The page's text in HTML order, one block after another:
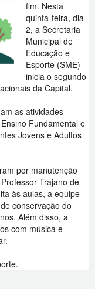
fim. Nesta
quinta-feira, dia
2, a Secretaria
Municipal de
Educação e
Esporte (SME)
inicia o segundo
da Capital.
as atividades
Fundamental e
Jovens e Adultos
por manutenção
Trajano de
às aulas, a equipe
conservação do
Além disso, a
com música e